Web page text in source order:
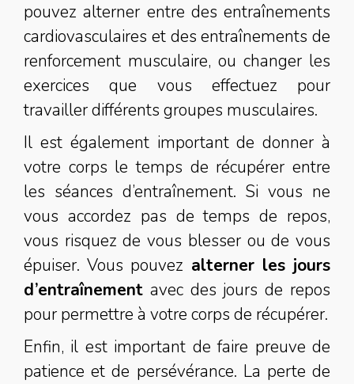
pouvez alterner entre des entraînements
cardiovasculaires et des entraînements de
renforcement musculaire, ou changer les
exercices que vous effectuez pour
travailler différents groupes musculaires.
Il est également important de donner à
votre corps le temps de récupérer entre
les séances d’entraînement. Si vous ne
vous accordez pas de temps de repos,
vous risquez de vous blesser ou de vous
épuiser. Vous pouvez alterner les jours
d’entraînement avec des jours de repos
pour permettre à votre corps de récupérer.
Enfin, il est important de faire preuve de
patience et de persévérance. La perte de